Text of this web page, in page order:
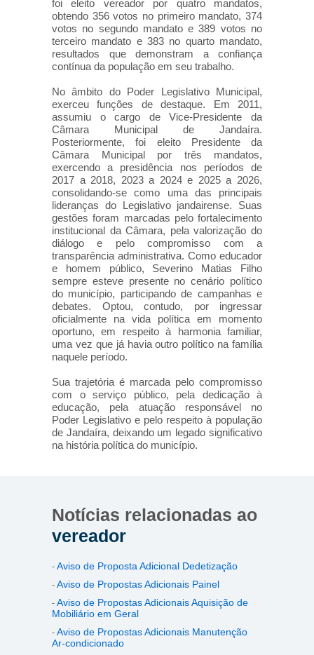
foi eleito vereador por quatro mandatos,
obtendo 356 votos no primeiro mandato, 374
votos no segundo mandato e 389 votos no
terceiro mandato e 383 no quarto mandato,
resultados que demonstram a confiança
contínua da população em seu trabalho.
No âmbito do Poder Legislativo Municipal,
exerceu funções de destaque. Em 2011,
assumiu o cargo de Vice-Presidente da
Câmara Municipal de Jandaíra.
Posteriormente, foi eleito Presidente da
Câmara Municipal por três mandatos,
exercendo a presidência nos períodos de
2017 a 2018, 2023 a 2024 e 2025 a 2026,
consolidando-se como uma das principais
lideranças do Legislativo jandairense. Suas
gestões foram marcadas pelo fortalecimento
institucional da Câmara, pela valorização do
diálogo e pelo compromisso com a
transparência administrativa. Como educador
e homem público, Severino Matias Filho
sempre esteve presente no cenário político
do município, participando de campanhas e
debates. Optou, contudo, por ingressar
oficialmente na vida política em momento
oportuno, em respeito à harmonia familiar,
uma vez que já havia outro político na família
naquele período.
Sua trajetória é marcada pelo compromisso
com o serviço público, pela dedicação à
educação, pela atuação responsável no
Poder Legislativo e pelo respeito à população
de Jandaíra, deixando um legado significativo
na história política do município.
Notícias relacionadas ao
vereador
- Aviso de Proposta Adicional Dedetização
- Aviso de Propostas Adicionais Painel
- Aviso de Propostas Adicionais Aquisição de
Mobiliário em Geral
- Aviso de Propostas Adicionais Manutenção
Ar-condicionado